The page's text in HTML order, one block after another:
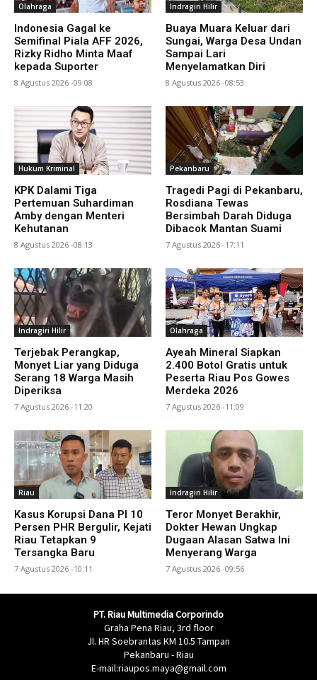
Olahraga
Indonesia Gagal ke
Semifinal Piala AFF 2026,
Rizky Ridho Minta Maaf
kepada Suporter
8 Agustus 2026 -09:08
Indragiri Hilir
Buaya Muara Keluar dari
Sungai, Warga Desa Undan
Sampai Lari
Menyelamatkan Diri
8 Agustus 2026 -08:53
Hukum Kriminal
KPK Dalami Tiga
Pertemuan Suhardiman
Amby dengan Menteri
Kehutanan
8 Agustus 2026 -08:13
Pekanbaru
Tragedi Pagi di Pekanbaru,
Rosdiana Tewas
Bersimbah Darah Diduga
Dibacok Mantan Suami
7 Agustus 2026 -17:11
Indragiri Hilir
Terjebak Perangkap,
Monyet Liar yang Diduga
Serang 18 Warga Masih
Diperiksa
7 Agustus 2026 -11:20
Olahraga
Ayeah Mineral Siapkan
2.400 Botol Gratis untuk
Peserta Riau Pos Gowes
Merdeka 2026
7 Agustus 2026 -11:09
Riau
Kasus Korupsi Dana PI 10
Persen PHR Bergulir, Kejati
Riau Tetapkan 9
Tersangka Baru
7 Agustus 2026 -10:11
Indragiri Hilir
Teror Monyet Berakhir,
Dokter Hewan Ungkap
Dugaan Alasan Satwa Ini
Menyerang Warga
7 Agustus 2026 -09:56
PT. Riau Multimedia Corporindo
Graha Pena Riau, 3rd floor
Jl. HR Soebrantas KM 10.5 Tampan
Pekanbaru - Riau
E-mail:riaupos.maya@gmail.com